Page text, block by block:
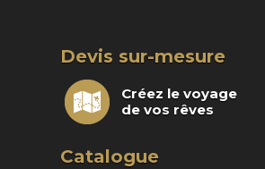
Devis sur-mesure
Créez le voyage
de vos rêves
Catalogue